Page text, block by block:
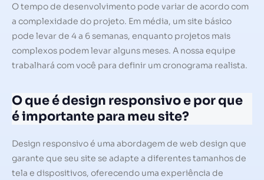
O tempo de desenvolvimento pode variar de acordo com
a complexidade do projeto. Em média, um site básico
pode levar de 4 a 6 semanas, enquanto projetos mais
complexos podem levar alguns meses. A nossa equipe
trabalhará com você para definir um cronograma realista.
O que é design responsivo e por que
é importante para meu site?
Design responsivo é uma abordagem de web design que
garante que seu site se adapte a diferentes tamanhos de
tela e dispositivos, oferecendo uma experiência de